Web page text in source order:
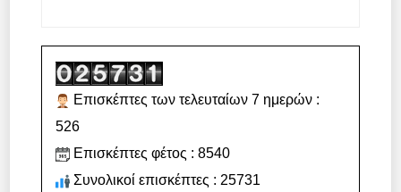
Επισκέπτες των τελευταίων 7 ημερών :
526
Επισκέπτες φέτος : 8540
Συνολικοί επισκέπτες : 25731